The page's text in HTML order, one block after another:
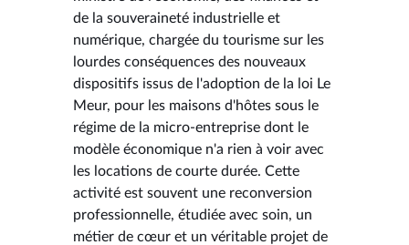
de la souveraineté industrielle et
numérique, chargée du tourisme sur les
lourdes conséquences des nouveaux
dispositifs issus de l'adoption de la loi Le
Meur, pour les maisons d'hôtes sous le
régime de la micro-entreprise dont le
modèle économique n'a rien à voir avec
les locations de courte durée. Cette
activité est souvent une reconversion
professionnelle, étudiée avec soin, un
métier de cœur et un véritable projet de